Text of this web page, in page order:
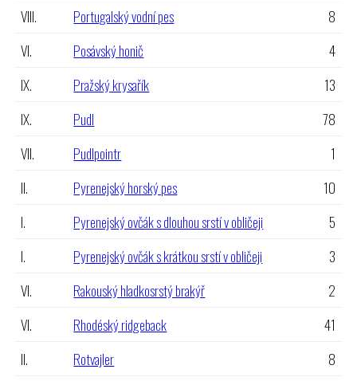
VIII.
Portugalský vodní pes
8
VI.
Posávský honič
4
IX.
Pražský krysařík
13
IX.
Pudl
78
VII.
Pudlpointr
1
II.
Pyrenejský horský pes
10
I.
Pyrenejský ovčák s dlouhou srstí v obličeji
5
I.
Pyrenejský ovčák s krátkou srstí v obličeji
3
VI.
Rakouský hladkosrstý brakýř
2
VI.
Rhodéský ridgeback
41
II.
Rotvajler
8